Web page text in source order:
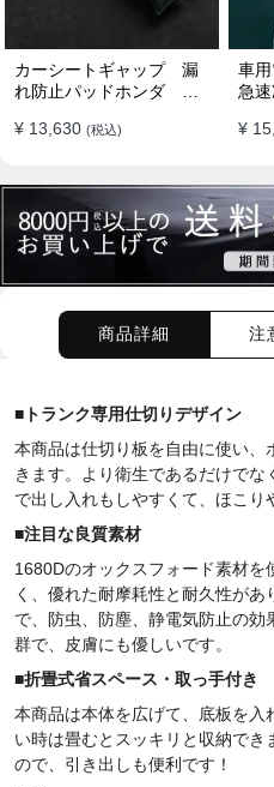
カーシートギャップ 漏
れ防止パッドホンダ シ
ション
¥ 13,630 (税込)
車
急
¥
商品詳細 注
■ トランク専用仕切りデザイン
本商品は仕切り板を自由に使い
きます。より衛生であるだけでな
で出し入れもしやすくて、ほこり
■注目な良質素材
1680Dのオックスフォード素材を
く、優れた耐摩耗性と耐久性が
で、防虫、防塵、静電気防止の
群で、皮膚にも優しいです。
■折畳式省スペース・取っ手付き
本商品は本体を広げて、底板を入
い時は畳むとスッキリと収納でき
ので、引き出しも便利です！